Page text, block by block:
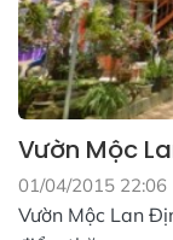
Vườn Mộc
01/04/2015 22:06
Vườn Mộc Lan